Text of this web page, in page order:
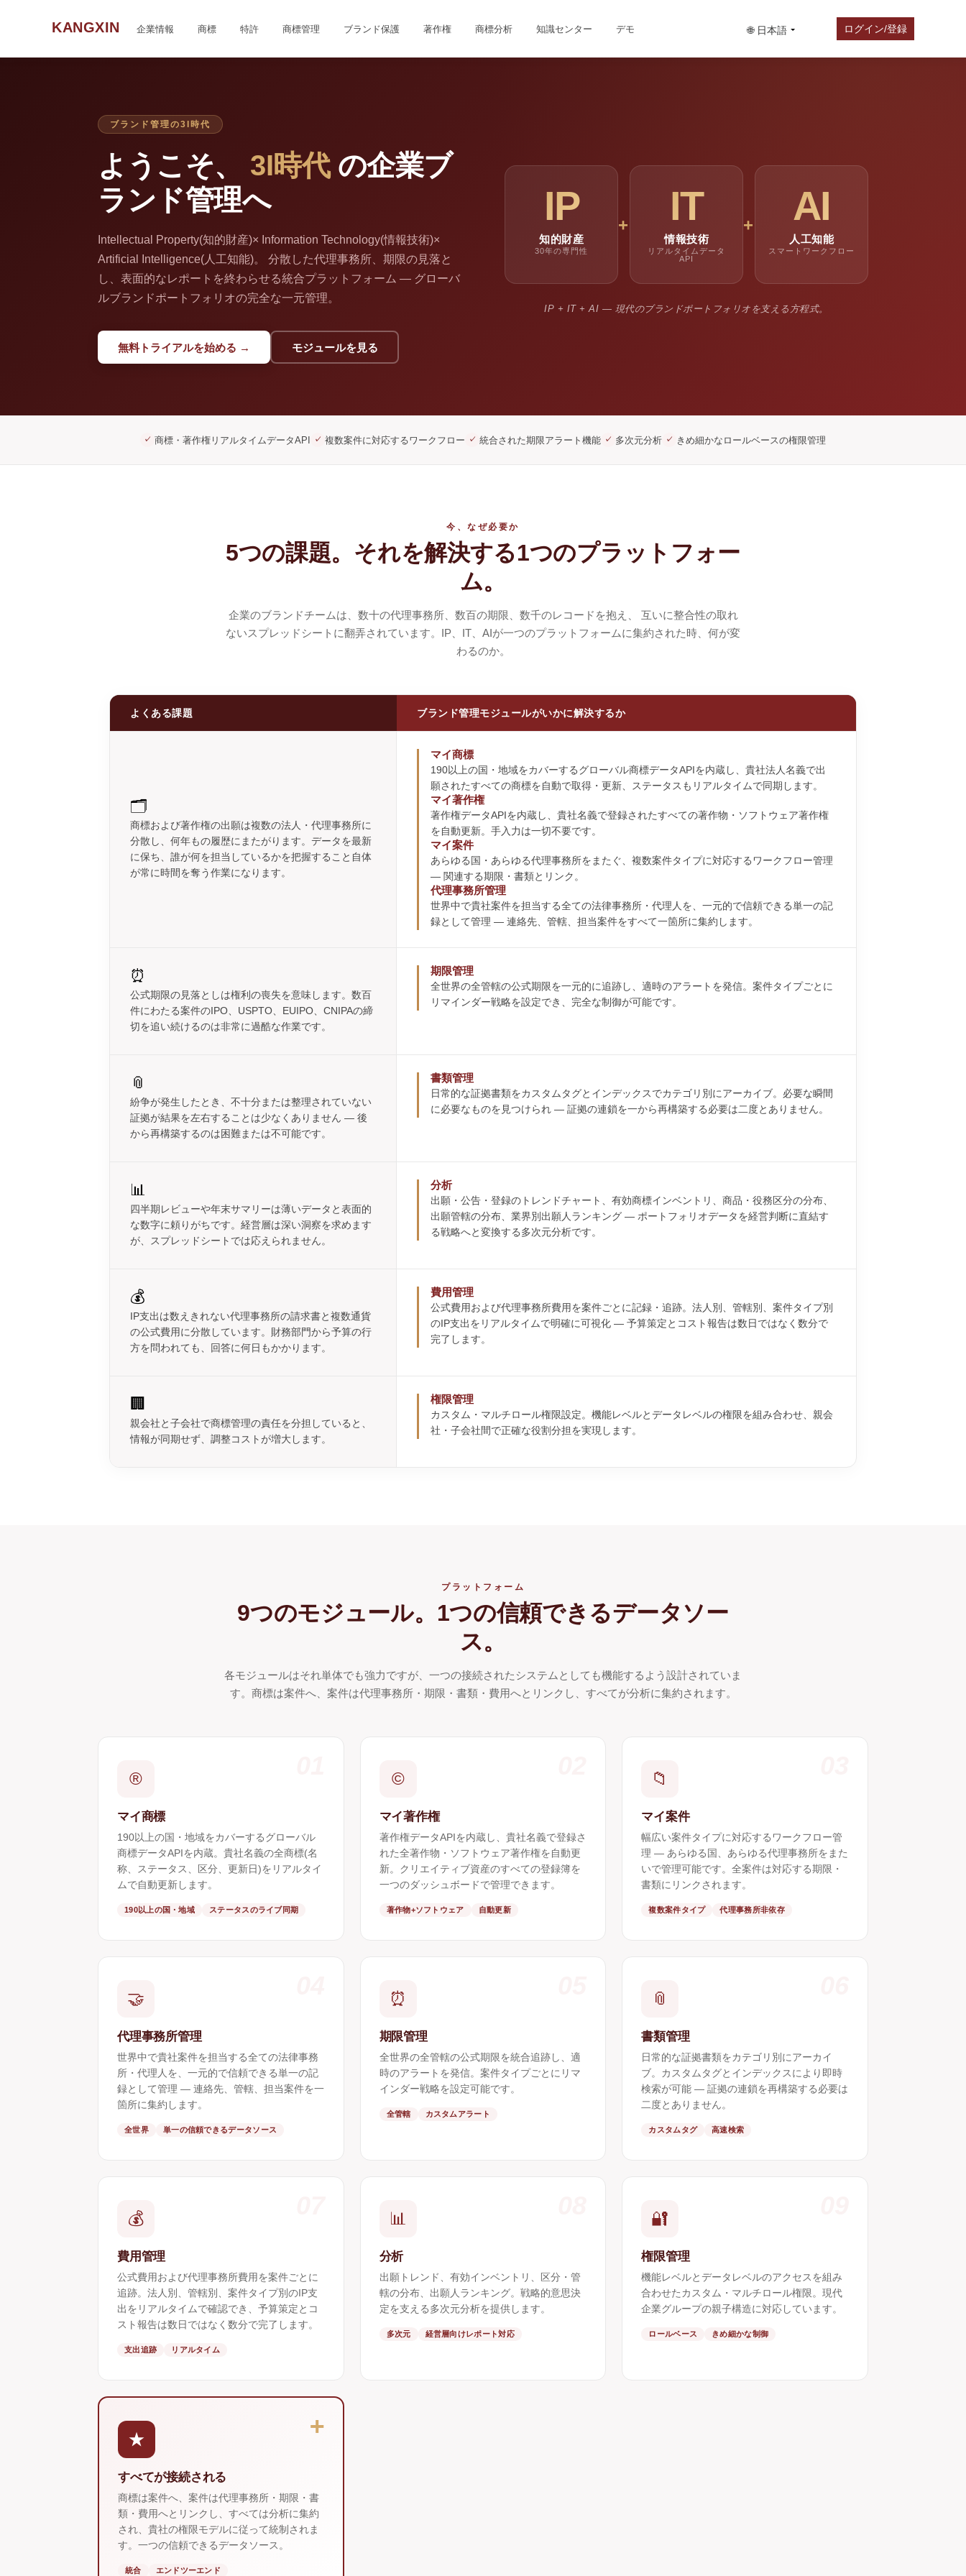
KANGXIN 企業情報 商標 特許 商標管理 ブランド保護 著作権 商標分析 知識センター デモ 🌐 日本語 ログイン/登録
ブランド管理の3I時代
ようこそ、 3I時代の企業ブ
ランド管理へ
Intellectual Property(知的財産)× Information Technology(情報技術)×
Artificial Intelligence(人工知能)。 分散した代理事務所、期限の見落と
し、表面的なレポートを終わらせる統合プラットフォーム ― グローバ
ルブランドポートフォリオの完全な一元管理。
無料トライアルを始める → モジュールを見る
IP
知的財産
30年の専門性
IT
情報技術
リアルタイムデータ
API
AI
人工知能
スマートワークフロー
+ +
IP + IT + AI ― 現代のブランドポートフォリオを支える方程式。
✓ 商標・著作権リアルタイムデータAPI ✓ 複数案件に対応するワークフロー ✓ 統合された期限アラート機能 ✓ 多次元分析 ✓ きめ細かなロールベースの権限管理
今、なぜ必要か
5つの課題。それを解決する1つのプラットフォー
ム。
企業のブランドチームは、数十の代理事務所、数百の期限、数千のレコードを抱え、 互いに整合性の取れ
ないスプレッドシートに翻弄されています。IP、IT、AIが一つのプラットフォームに集約された時、何が変
わるのか。
よくある課題 ブランド管理モジュールがいかに解決するか
🗂️
商標および著作権の出願は複数の法人・代理事務所に
分散し、何年もの履歴にまたがります。データを最新
に保ち、誰が何を担当しているかを把握すること自体
が常に時間を奪う作業になります。
マイ商標
190以上の国・地域をカバーするグローバル商標データAPIを内蔵し、貴社法人名義で出
願されたすべての商標を自動で取得・更新、ステータスもリアルタイムで同期します。
マイ著作権
著作権データAPIを内蔵し、貴社名義で登録されたすべての著作物・ソフトウェア著作権
を自動更新。手入力は一切不要です。
マイ案件
あらゆる国・あらゆる代理事務所をまたぐ、複数案件タイプに対応するワークフロー管理
― 関連する期限・書類とリンク。
代理事務所管理
世界中で貴社案件を担当する全ての法律事務所・代理人を、一元的で信頼できる単一の記
録として管理 ― 連絡先、管轄、担当案件をすべて一箇所に集約します。
⏰
公式期限の見落としは権利の喪失を意味します。数百
件にわたる案件のIPO、USPTO、EUIPO、CNIPAの締
切を追い続けるのは非常に過酷な作業です。
期限管理
全世界の全管轄の公式期限を一元的に追跡し、適時のアラートを発信。案件タイプごとに
リマインダー戦略を設定でき、完全な制御が可能です。
📎
紛争が発生したとき、不十分または整理されていない
証拠が結果を左右することは少なくありません ― 後
から再構築するのは困難または不可能です。
書類管理
日常的な証拠書類をカスタムタグとインデックスでカテゴリ別にアーカイブ。必要な瞬間
に必要なものを見つけられ ― 証拠の連鎖を一から再構築する必要は二度とありません。
📊
四半期レビューや年末サマリーは薄いデータと表面的
な数字に頼りがちです。経営層は深い洞察を求めます
が、スプレッドシートでは応えられません。
分析
出願・公告・登録のトレンドチャート、有効商標インベントリ、商品・役務区分の分布、
出願管轄の分布、業界別出願人ランキング ― ポートフォリオデータを経営判断に直結す
る戦略へと変換する多次元分析です。
💰
IP支出は数えきれない代理事務所の請求書と複数通貨
の公式費用に分散しています。財務部門から予算の行
方を問われても、回答に何日もかかります。
費用管理
公式費用および代理事務所費用を案件ごとに記録・追跡。法人別、管轄別、案件タイプ別
のIP支出をリアルタイムで明確に可視化 ― 予算策定とコスト報告は数日ではなく数分で
完了します。
🏢
親会社と子会社で商標管理の責任を分担していると、
情報が同期せず、調整コストが増大します。
権限管理
カスタム・マルチロール権限設定。機能レベルとデータレベルの権限を組み合わせ、親会
社・子会社間で正確な役割分担を実現します。
プラットフォーム
9つのモジュール。1つの信頼できるデータソー
ス。
各モジュールはそれ単体でも強力ですが、一つの接続されたシステムとしても機能するよう設計されていま
す。商標は案件へ、案件は代理事務所・期限・書類・費用へとリンクし、すべてが分析に集約されます。
®
マイ商標
190以上の国・地域をカバーするグローバル
商標データAPIを内蔵。貴社名義の全商標(名
称、ステータス、区分、更新日)をリアルタイ
ムで自動更新します。
190以上の国・地域 ステータスのライブ同期
©
マイ著作権
著作権データAPIを内蔵し、貴社名義で登録さ
れた全著作物・ソフトウェア著作権を自動更
新。クリエイティブ資産のすべての登録簿を
一つのダッシュボードで管理できます。
著作物+ソフトウェア 自動更新
📁
マイ案件
幅広い案件タイプに対応するワークフロー管
理 ― あらゆる国、あらゆる代理事務所をまた
いで管理可能です。全案件は対応する期限・
書類にリンクされます。
複数案件タイプ 代理事務所非依存
🤝
代理事務所管理
世界中で貴社案件を担当する全ての法律事務
所・代理人を、一元的で信頼できる単一の記
録として管理 ― 連絡先、管轄、担当案件を一
箇所に集約します。
全世界 単一の信頼できるデータソース
⏰
期限管理
全世界の全管轄の公式期限を統合追跡し、適
時のアラートを発信。案件タイプごとにリマ
インダー戦略を設定可能です。
全管轄 カスタムアラート
📎
書類管理
日常的な証拠書類をカテゴリ別にアーカイ
ブ。カスタムタグとインデックスにより即時
検索が可能 ― 証拠の連鎖を再構築する必要は
二度とありません。
カスタムタグ 高速検索
💰
費用管理
公式費用および代理事務所費用を案件ごとに
追跡。法人別、管轄別、案件タイプ別のIP支
出をリアルタイムで確認でき、予算策定とコ
スト報告は数日ではなく数分で完了します。
支出追跡 リアルタイム
📊
分析
出願トレンド、有効インベントリ、区分・管
轄の分布、出願人ランキング。戦略的意思決
定を支える多次元分析を提供します。
多次元 経営層向けレポート対応
🔐
権限管理
機能レベルとデータレベルのアクセスを組み
合わせたカスタム・マルチロール権限。現代
企業グループの親子構造に対応しています。
ロールベース きめ細かな制御
+
★
すべてが接続される
商標は案件へ、案件は代理事務所・期限・書
類・費用へとリンクし、すべては分析に集約
され、貴社の権限モデルに従って統制されま
す。一つの信頼できるデータソース。
統合 エンドツーエンド